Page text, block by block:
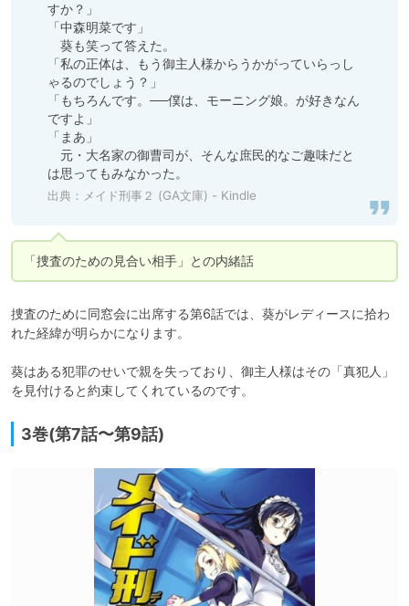
すか？」
「中森明菜です」
葵も笑って答えた。
「私の正体は、もう御主人様からうかがっていらっし
ゃるのでしょう？」
「もちろんです。──僕は、モーニング娘。が好きなん
ですよ」
「まあ」
元・大名家の御曹司が、そんな庶民的なご趣味だと
は思ってもみなかった。
出典： メイド刑事２ (GA文庫) - Kindle
「捜査のための見合い相手」との内緒話
捜査のために同窓会に出席する第6話では、葵がレディースに拾わ
れた経緯が明らかになります。
葵はある犯罪のせいで親を失っており、御主人様はその「真犯人」
を見付けると約束してくれているのです。
3巻(第7話〜第9話)